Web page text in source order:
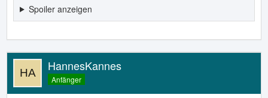
Spoiler anzeigen
HannesKannes
Anfänger